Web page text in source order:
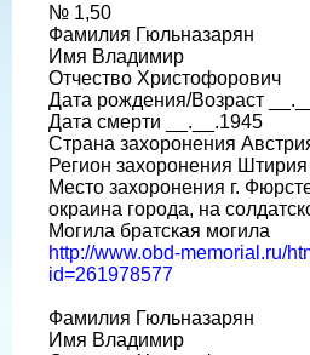
№ 1,50
Фамилия Гюльназарян
Имя Владимир
Отчество Христофорович
Дата рождения/Возраст
Дата смерти __.__.1945
Страна захоронения
Регион захоронения Штирия
Место захоронения г.
окраина города, на
Могила братская могила
http://www.obd-memorial.ru/
id=261978577
Фамилия Гюльназарян
Имя Владимир